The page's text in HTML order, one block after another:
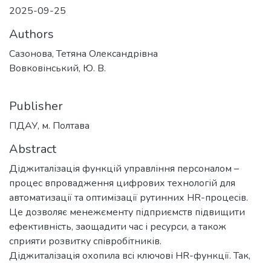
2025-09-25
Authors
Сазонова, Тетяна Олександрівна
Вовковінський, Ю. В.
Publisher
ПДАУ, м. Полтава
Abstract
Діджиталізація функцій управління персоналом –
процес впровадження цифрових технологій для
автоматизації та оптимізації рутинних HR-процесів.
Це дозволяє менежєменту підприємств підвищити
ефективність, заощадити час і ресурси, а також
сприяти розвитку співробітників.
Діджиталізація охопила всі ключові HR-функції. Так,